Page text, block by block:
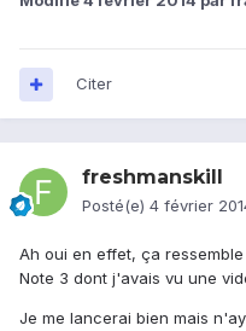
Citer
freshmanskill
Posté(e) 4 février
Ah oui en effet, ça
Note 3 dont j'avais vu une
Je me lancerai bien mais